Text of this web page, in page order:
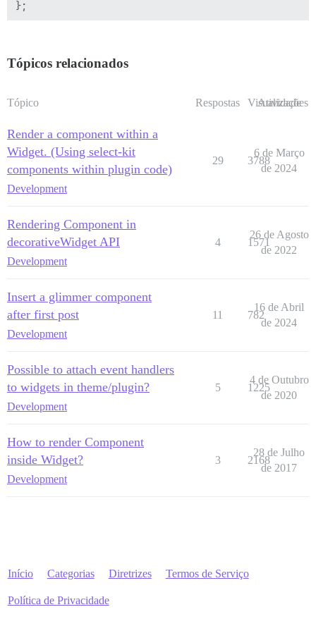
Tópicos relacionados
Tópico Respostas Visualizações
Atividade
Render a component within a
Widget. (Using select-kit
components within plugin code)
Development
29 3788
6 de Março
de 2024
Rendering Component in
decorativeWidget API
Development
4 1571
26 de Agosto
de 2022
Insert a glimmer component
after first post
Development
11 782
16 de Abril
de 2024
Possible to attach event handlers
to widgets in theme/plugin?
Development
5 1225
4 de Outubro
de 2020
How to render Component
inside Widget?
Development
3 2168
28 de Julho
de 2017
Início Categorias Diretrizes Termos de Serviço
Política de Privacidade